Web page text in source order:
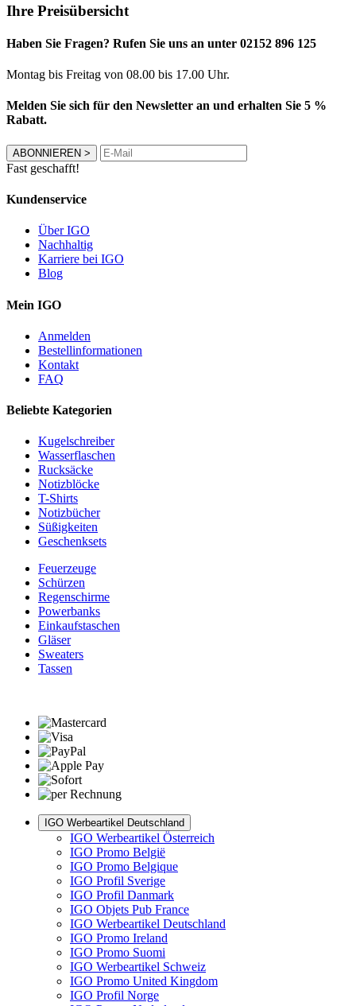
Ihre Preisübersicht
Haben Sie Fragen? Rufen Sie uns an unter 02152 896 125
Montag bis Freitag von 08.00 bis 17.00 Uhr.
Melden Sie sich für den Newsletter an und erhalten Sie 5 %
Rabatt.
ABONNIEREN >
Fast geschafft!
Kundenservice
Über IGO
Nachhaltig
Karriere bei IGO
Blog
Mein IGO
Anmelden
Bestellinformationen
Kontakt
FAQ
Beliebte Kategorien
Kugelschreiber
Wasserflaschen
Rucksäcke
Notizblöcke
T-Shirts
Notizbücher
Süßigkeiten
Geschenksets
Feuerzeuge
Schürzen
Regenschirme
Powerbanks
Einkaufstaschen
Gläser
Sweaters
Tassen
IGO Werbeartikel Deutschland
IGO Werbeartikel Österreich
IGO Promo België
IGO Promo Belgique
IGO Profil Sverige
IGO Profil Danmark
IGO Objets Pub France
IGO Werbeartikel Deutschland
IGO Promo Ireland
IGO Promo Suomi
IGO Werbeartikel Schweiz
IGO Promo United Kingdom
IGO Profil Norge